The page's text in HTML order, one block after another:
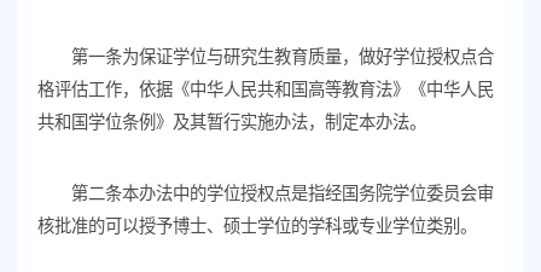
第一条为保证学位与研究生教育质量，做好学位授权点合
格评估工作，依据《中华人民共和国高等教育法》《中华人民
共和国学位条例》及其暂行实施办法，制定本办法。
第二条本办法中的学位授权点是指经国务院学位委员会审
核批准的可以授予博士、硕士学位的学科或专业学位类别。